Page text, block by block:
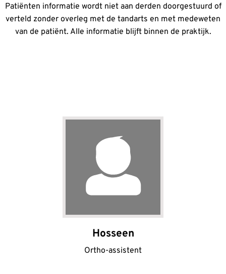
Patiënten informatie wordt niet aan derden doorgestuurd of
verteld zonder overleg met de tandarts en met medeweten
van de patiënt. Alle informatie blijft binnen de praktijk.
Hosseen
Ortho-assistent